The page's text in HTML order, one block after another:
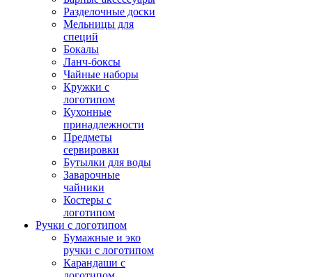
Разделочные доски
Мельницы для
специй
Бокалы
Ланч-боксы
Чайные наборы
Кружки с
логотипом
Кухонные
принадлежности
Предметы
сервировки
Бутылки для воды
Заварочные
чайники
Костеры с
логотипом
Ручки с логотипом
Бумажные и эко
ручки с логотипом
Карандаши с